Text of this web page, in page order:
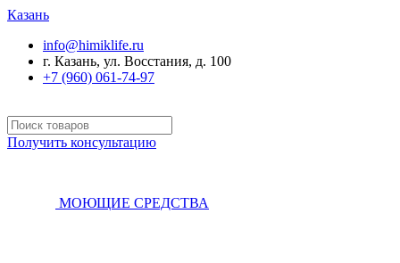
Казань
info@himiklife.ru
г. Казань, ул. Восстания, д. 100
+7 (960) 061-74-97
Получить консультацию
МОЮЩИЕ СРЕДСТВА